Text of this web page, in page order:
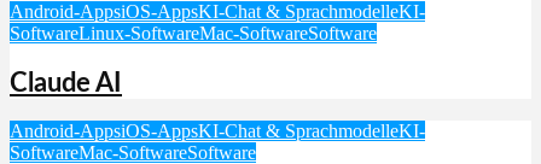
Android-AppsiOS-AppsKI-Chat & SprachmodelleKI-
SoftwareLinux-SoftwareMac-SoftwareSoftware
Claude AI
Android-AppsiOS-AppsKI-Chat & SprachmodelleKI-
SoftwareMac-SoftwareSoftware